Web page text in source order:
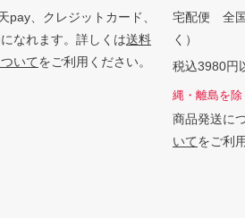
pay、クレジットカード、
なれます。詳しくは送料
いてをご利用ください。
宅配便 全国
く）
税込3980円
縄・離島を除
商品発送に
いてをご利